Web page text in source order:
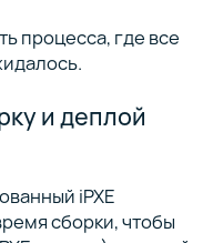
процесса, где все
и деплой
iPXE
сборки, чтобы